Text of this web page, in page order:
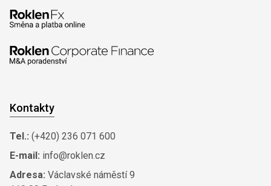
Kontakty
Tel.: (+420) 236 071 600
E-mail: info@roklen.cz
Adresa: Václavské náměstí 9